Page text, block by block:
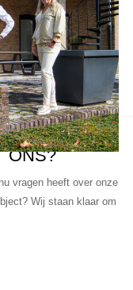
u vragen heeft, meer
om u te helpen bij
ONS?
vragen heeft over onze
Wij staan klaar om